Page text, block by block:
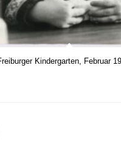
Kindergarten, Februar